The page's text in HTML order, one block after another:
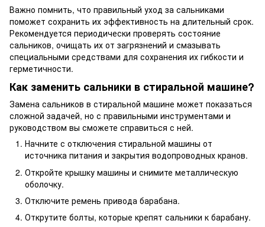
Важно помнить, что правильный уход за сальниками
поможет сохранить их эффективность на длительный срок.
Рекомендуется периодически проверять состояние
сальников, очищать их от загрязнений и смазывать
специальными средствами для сохранения их гибкости и
герметичности.
Как заменить сальники в стиральной машине?
Замена сальников в стиральной машине может показаться
сложной задачей, но с правильными инструментами и
руководством вы сможете справиться с ней.
Начните с отключения стиральной машины от
источника питания и закрытия водопроводных кранов.
Откройте крышку машины и снимите металлическую
оболочку.
Отключите ремень привода барабана.
Открутите болты, которые крепят сальники к барабану.